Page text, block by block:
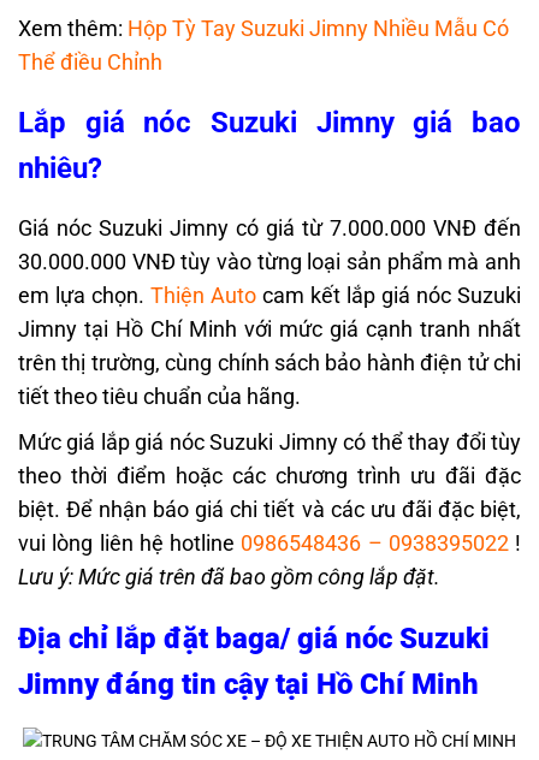
Xem thêm: Hộp Tỳ Tay Suzuki Jimny Nhiều Mẫu Có
Thể điều Chỉnh
Lắp giá nóc Suzuki Jimny giá bao
nhiêu?
Giá nóc Suzuki Jimny có giá từ 7.000.000 VNĐ đến
30.000.000 VNĐ tùy vào từng loại sản phẩm mà anh
em lựa chọn. Thiện Auto cam kết lắp giá nóc Suzuki
Jimny tại Hồ Chí Minh với mức giá cạnh tranh nhất
trên thị trường, cùng chính sách bảo hành điện tử chi
tiết theo tiêu chuẩn của hãng.
Mức giá lắp giá nóc Suzuki Jimny có thể thay đổi tùy
theo thời điểm hoặc các chương trình ưu đãi đặc
biệt. Để nhận báo giá chi tiết và các ưu đãi đặc biệt,
vui lòng liên hệ hotline 0986548436 – 0938395022!
Lưu ý: Mức giá trên đã bao gồm công lắp đặt.
Địa chỉ lắp đặt baga/ giá nóc Suzuki
Jimny đáng tin cậy tại Hồ Chí Minh